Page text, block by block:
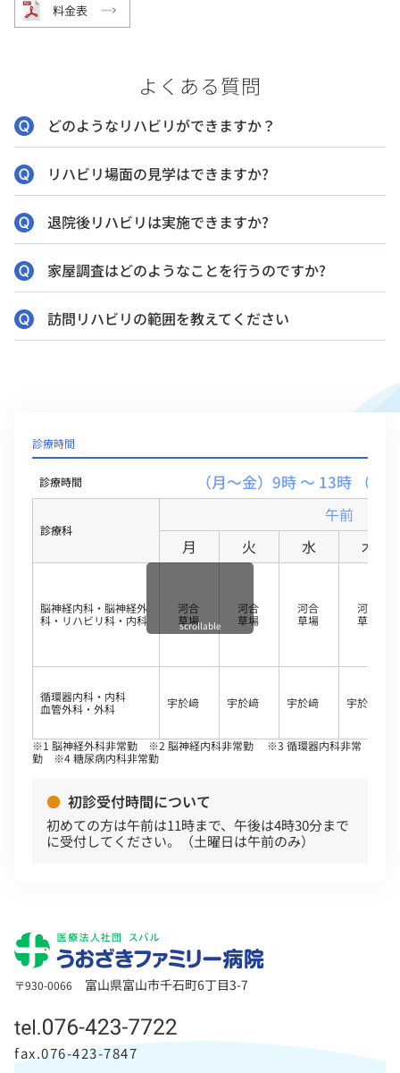
料金表
よくある質問
どのようなリハビリができますか？
リハビリ場面の見学はできますか?
退院後リハビリは実施できますか?
家屋調査はどのようなことを行うのですか?
訪問リハビリの範囲を教えてください
診療時間
診療時間 （月～金）9時 ～ 13時 （土
診療科
午前
月
火 水 木
脳神経内科・脳神経外
科・リハビリ科・内科
河合
草場
河合
草場
河合
草場
河合
草場
循環器内科・内科
血管外科・外科
宇於﨑 宇於﨑 宇於﨑 宇於﨑
scrollable
※1 脳神経外科非常勤 ※2 脳神経内科非常勤 ※3 循環器内科非常
勤 ※4 糖尿病内科非常勤
初診受付時間について
初めての方は午前は11時まで、午後は4時30分まで
に受付してください。（土曜日は午前のみ）
〒930-0066 富山県富山市千石町6丁目3-7
fax.076-423-7847